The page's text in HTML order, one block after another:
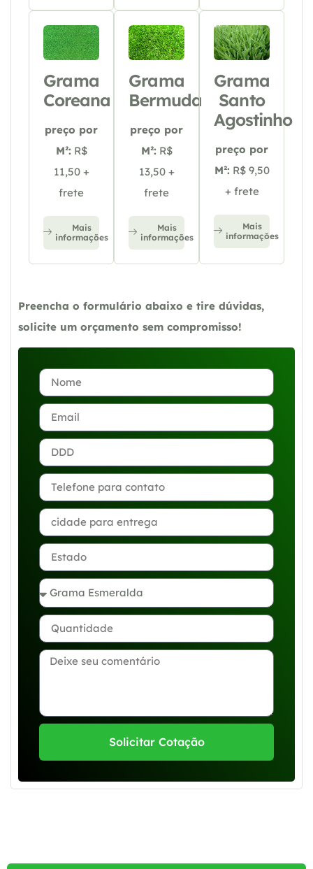
Grama
Coreana
preço por
M²: R$
11,50 +
frete
Mais
informações
Grama
Bermuda
preço por
M²: R$
13,50 +
frete
Mais
informações
Grama
Santo
Agostinho
preço por
M²: R$ 9,50
+ frete
Mais
informações
Preencha o formulário abaixo e tire dúvidas,
solicite um orçamento sem compromisso!
Solicitar Cotação